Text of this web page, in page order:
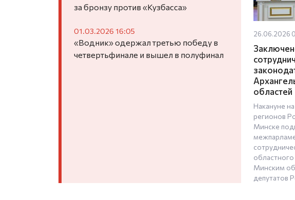
за бронзу против «Кузбасса»
01.03.2026 16:05
«Водник» одержал третью победу в
четвертьфинале и вышел в полуфинал
26.06.2026
областей
Накануне
регионов
Минске
Минским
депутатов